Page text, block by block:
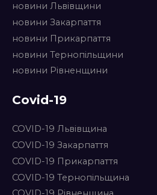
новини Львівщини
новини Закарпаття
новини Прикарпаття
новини Тернопільщини
новини Рівненщини
Covid-19
COVID-19 Львівщина
COVID-19 Закарпаття
COVID-19 Прикарпаття
COVID-19 Тернопільщина